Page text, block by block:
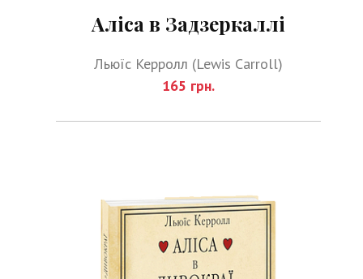
Аліса в Задзеркаллі
Льюїс Керролл (Lewis Carroll)
165 грн.